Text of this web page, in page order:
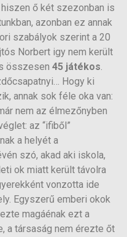
ő két szezonban is
azonban ez annak
szabályok szerint a 20
Norbert igy nem került
összesen 45 játékos.
Hogy ki
annak sok féle oka van:
nem az élmezőnyben
az “ifiből”
a helyét a
szó, akad aki iskola,
ok miatt került távolra
vonzotta ide
Egyszerű emberi okok
magáénak ezt a
a társaság nem érezte őt